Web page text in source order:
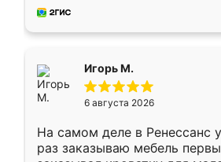
за день, ребята работали
Игорь М.
6 августа 2026
На самом деле в Ренессанс
раз заказываю мебель